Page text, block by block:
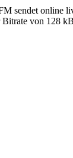
sendet online
von 128